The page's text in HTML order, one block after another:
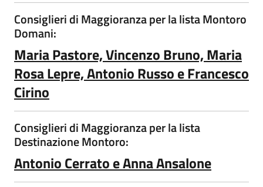
Consiglieri di Maggioranza per la lista Montoro
Domani:
Maria Pastore, Vincenzo Bruno, Maria
Rosa Lepre, Antonio Russo e Francesco
Cirino
Consiglieri di Maggioranza per la lista
Destinazione Montoro:
Antonio Cerrato e Anna Ansalone